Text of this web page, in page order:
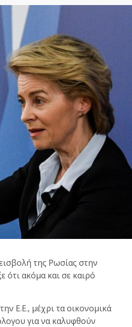
της Ρωσίας στην
ότι ακόμα και σε καιρό
Ε.Ε., μέχρι τα οικονομικά
για να καλυφθούν